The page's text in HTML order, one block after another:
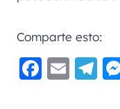
Comparte esto:
F
E
Te